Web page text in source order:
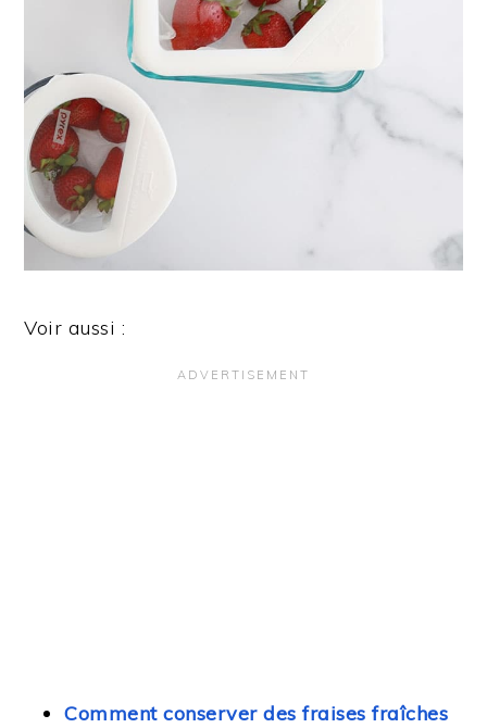
Voir aussi :
Comment conserver des fraises fraîches